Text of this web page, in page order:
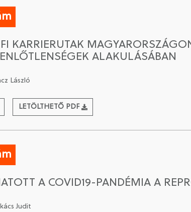
KARRIERUTAK
ALAKULÁSÁBAN
László
LETÖLTHETŐ PDF
A COVID19-PANDÉMIA A
Judit